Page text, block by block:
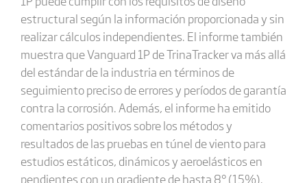
estructural según la información proporcionada y sin
realizar cálculos independientes. El informe también
muestra que Vanguard 1P de TrinaTracker va más allá
del estándar de la industria en términos de
seguimiento preciso de errores y períodos de garantía
contra la corrosión. Además, el informe ha emitido
comentarios positivos sobre los métodos y
resultados de las pruebas en túnel de viento para
estudios estáticos, dinámicos y aeroelásticos en
pendientes con un gradiente de hasta 8° (15%).